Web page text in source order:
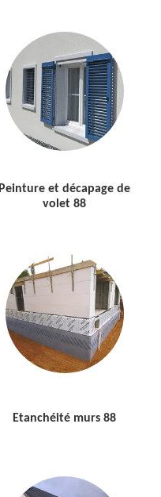
Peinture et décapage de
volet 88
Etanchéité murs 88